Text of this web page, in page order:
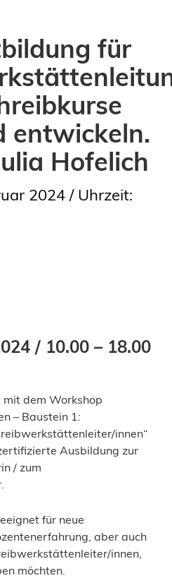
für
entwickeln.
Hofelich
2024 / Uhrzeit:
/ 10.00 – 18.00
dem Workshop
– Baustein 1:
innen“
Ausbildung zur
/ zum
für neue
aber auch
innen,
möchten.